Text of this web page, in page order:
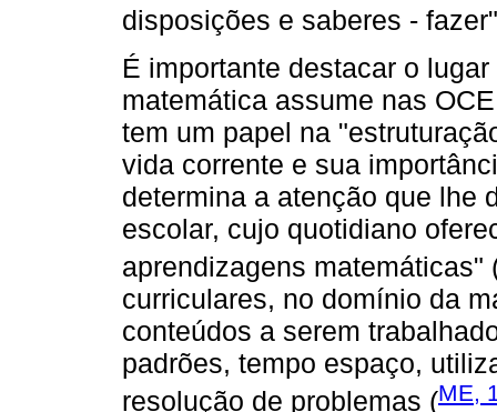
disposições e saberes -
É importante destacar o
matemática assume nas
tem um papel na
vida corrente e sua
determina a atenção que lhe
escolar, cujo quotidiano
aprendizagens matemáticas"
curriculares, no domínio da
conteúdos a serem
padrões, tempo espaço,
resolução de problemas (ME,